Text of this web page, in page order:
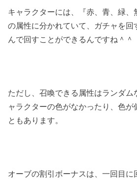
キャラクターには、『赤、青、緑、
の属性に分かれていて、ガチャを回
んで回すことができるんですね＾＾
ただし、召喚できる属性はランダム
ャラクターの色がなかったり、色が
ともあります。
オーブの割引ボーナスは、一回目に